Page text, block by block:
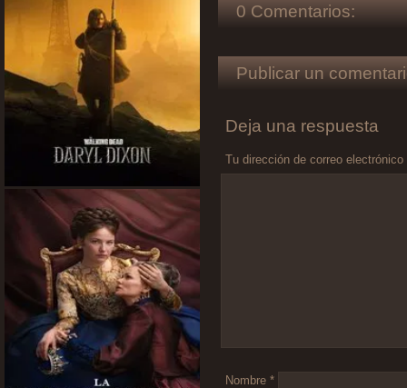
0 Comentarios:
Publicar un
Deja una respuesta
Tu dirección de correo
Nombre *